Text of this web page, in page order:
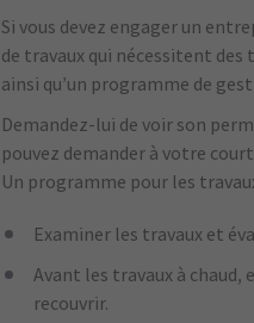
Si vous devez engager un
de travaux qui nécessitent des
ainsi qu’un programme de
Demandez-lui de voir son
pouvez demander à votre
Un programme pour les
Examiner les travaux et
Avant les travaux à
recouvrir.